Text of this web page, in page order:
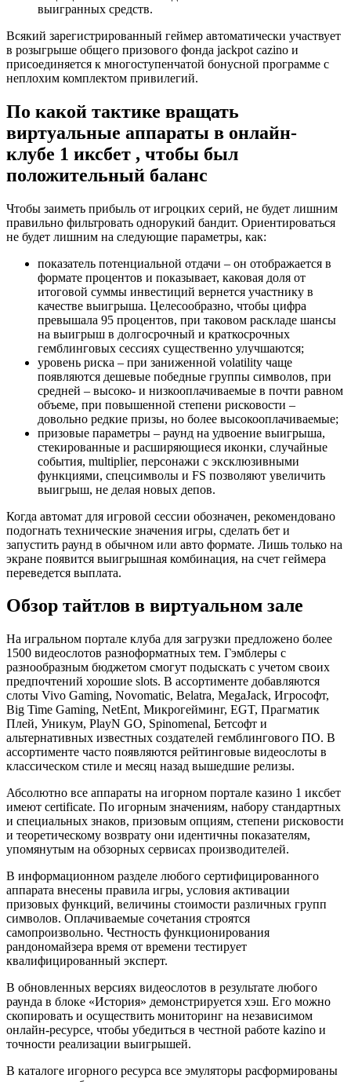
выигранных средств.
Всякий зарегистрированный геймер автоматически участвует
в розыгрыше общего призового фонда jackpot cazino и
присоединяется к многоступенчатой бонусной программе с
неплохим комплектом привилегий.
По какой тактике вращать
виртуальные аппараты в онлайн-
клубе 1 иксбет , чтобы был
положительный баланс
Чтобы заиметь прибыль от игроцких серий, не будет лишним
правильно фильтровать однорукий бандит. Ориентироваться
не будет лишним на следующие параметры, как:
показатель потенциальной отдачи – он отображается в
формате процентов и показывает, каковая доля от
итоговой суммы инвестиций вернется участнику в
качестве выигрыша. Целесообразно, чтобы цифра
превышала 95 процентов, при таковом раскладе шансы
на выигрыш в долгосрочный и краткосрочных
гемблинговых сессиях существенно улучшаются;
уровень риска – при заниженной volatility чаще
появляются дешевые победные группы символов, при
средней – высоко- и низкооплачиваемые в почти равном
объеме, при повышенной степени рисковости –
довольно редкие призы, но более высокооплачиваемые;
призовые параметры – раунд на удвоение выигрыша,
стекированные и расширяющиеся иконки, случайные
события, multiplier, персонажи с эксклюзивными
функциями, спецсимволы и FS позволяют увеличить
выигрыш, не делая новых депов.
Когда автомат для игровой сессии обозначен, рекомендовано
подогнать технические значения игры, сделать бет и
запустить раунд в обычном или авто формате. Лишь только на
экране появится выигрышная комбинация, на счет геймера
переведется выплата.
Обзор тайтлов в виртуальном зале
На игральном портале клуба для загрузки предложено более
1500 видеослотов разноформатных тем. Гэмблеры с
разнообразным бюджетом смогут подыскать с учетом своих
предпочтений хорошие slots. В ассортименте добавляются
слоты Vivo Gaming, Novomatic, Belatra, MegaJack, Игрософт,
Big Time Gaming, NetEnt, Микрогейминг, EGT, Прагматик
Плей, Уникум, PlayN GO, Spinomenal, Бетсофт и
альтернативных известных создателей гемблингового ПО. В
ассортименте часто появляются рейтинговые видеослоты в
классическом стиле и месяц назад вышедшие релизы.
Абсолютно все аппараты на игорном портале казино 1 иксбет
имеют certificate. По игорным значениям, набору стандартных
и специальных знаков, призовым опциям, степени рисковости
и теоретическому возврату они идентичны показателям,
упомянутым на обзорных сервисах производителей.
В информационном разделе любого сертифицированного
аппарата внесены правила игры, условия активации
призовых функций, величины стоимости различных групп
символов. Оплачиваемые сочетания строятся
самопроизвольно. Честность функционирования
рандономайзера время от времени тестирует
квалифицированный эксперт.
В обновленных версиях видеослотов в результате любого
раунда в блоке «История» демонстрируется хэш. Его можно
скопировать и осуществить мониторинг на независимом
онлайн-ресурсе, чтобы убедиться в честной работе kazino и
точности реализации выигрышей.
В каталоге игорного ресурса все эмуляторы расформированы